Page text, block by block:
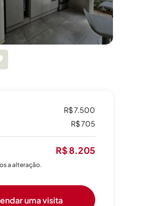
R$ 7.500
R$ 705
R$ 8.205
a alteração.
uma visita